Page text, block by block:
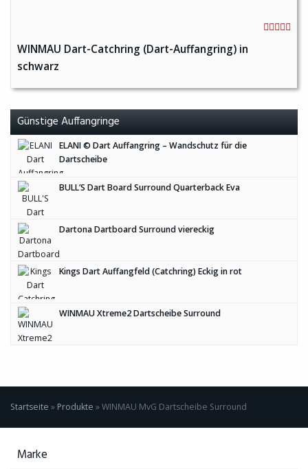
WINMAU Dart-Catchring (Dart-Auffangring) in
schwarz
Günstige Auffangringe
ELANI © Dart Auffangring – Wandschutz für die
Dartscheibe
BULL’S Dart Board Surround Quarterback Eva
Dartona Dartboard Surround viereckig
Kings Dart Auffangfeld (Catchring) Eckig in rot
WINMAU Xtreme2 Dartscheibe Surround
Startseite » Produkte »WINMAU MvG Dartscheibe Surround
Marke